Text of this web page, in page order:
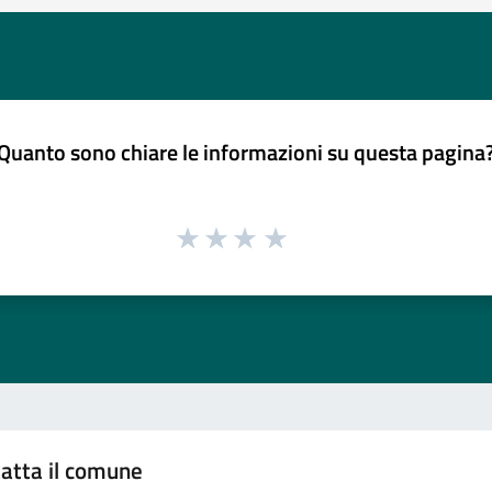
sono chiare le informazioni su questa
il comune